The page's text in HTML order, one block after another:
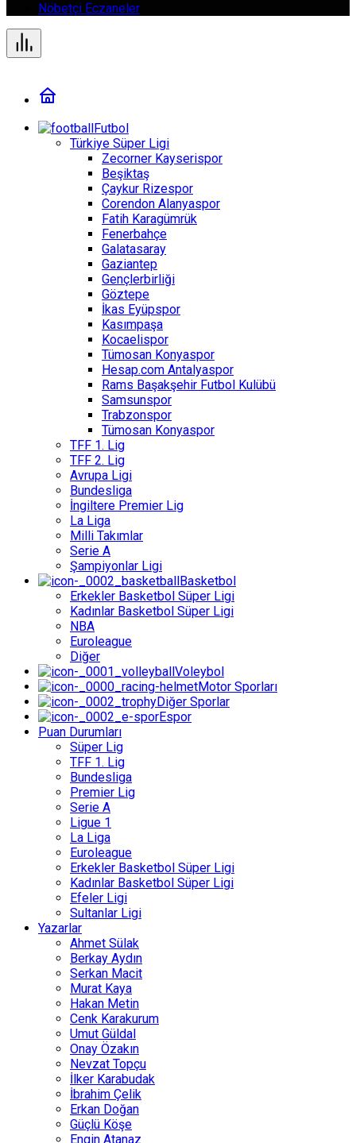
Nöbetçi Eczaneler
Futbol
Türkiye Süper Ligi
Zecorner Kayserispor
Beşiktaş
Çaykur Rizespor
Corendon Alanyaspor
Fatih Karagümrük
Fenerbahçe
Galatasaray
Gaziantep
Gençlerbirliği
Göztepe
İkas Eyüpspor
Kasımpaşa
Kocaelispor
Tümosan Konyaspor
Hesap.com Antalyaspor
Rams Başakşehir Futbol Kulübü
Samsunspor
Trabzonspor
Tümosan Konyaspor
TFF 1. Lig
TFF 2. Lig
Avrupa Ligi
Bundesliga
İngiltere Premier Lig
La Liga
Milli Takımlar
Serie A
Şampiyonlar Ligi
Basketbol
Erkekler Basketbol Süper Ligi
Kadınlar Basketbol Süper Ligi
NBA
Euroleague
Diğer
Voleybol
Motor Sporları
Diğer Sporlar
Espor
Puan Durumları
Süper Lig
TFF 1. Lig
Bundesliga
Premier Lig
Serie A
Ligue 1
La Liga
Euroleague
Erkekler Basketbol Süper Ligi
Kadınlar Basketbol Süper Ligi
Efeler Ligi
Sultanlar Ligi
Yazarlar
Ahmet Sülak
Berkay Aydın
Serkan Macit
Murat Kaya
Hakan Metin
Cenk Karakurum
Umut Güldal
Onay Özakın
Nevzat Topçu
İlker Karabudak
İbrahim Çelik
Erkan Doğan
Güçlü Köşe
Engin Atanaz